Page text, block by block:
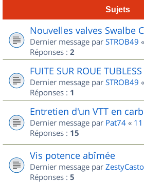
Sujets
Nouvelles valves Swalbe
Dernier message par STROB49 «
Réponses : 2
FUITE SUR ROUE
Dernier message par STROB49 «
Réponses : 1
Entretien d'un VTT en
Dernier message par Pat74 «
Réponses : 15
Vis potence abîmée
Dernier message par
Réponses : 5